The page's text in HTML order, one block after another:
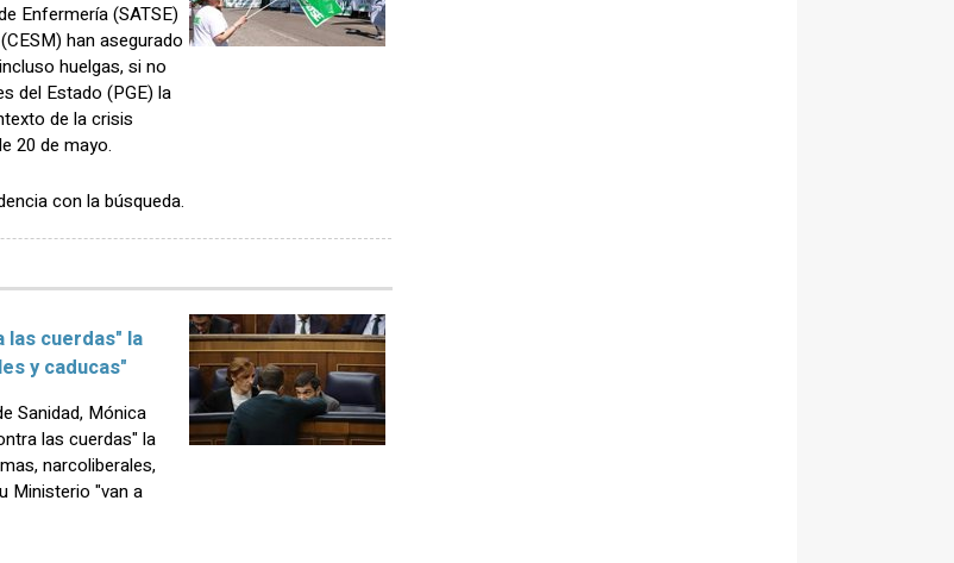
Enfermería (SATSE)
han asegurado
huelgas, si no
del Estado (PGE) la
de la crisis
20 de mayo.
con la búsqueda.
las cuerdas" la
y caducas"
Sanidad, Mónica
las cuerdas" la
narcoliberales,
Ministerio "van a